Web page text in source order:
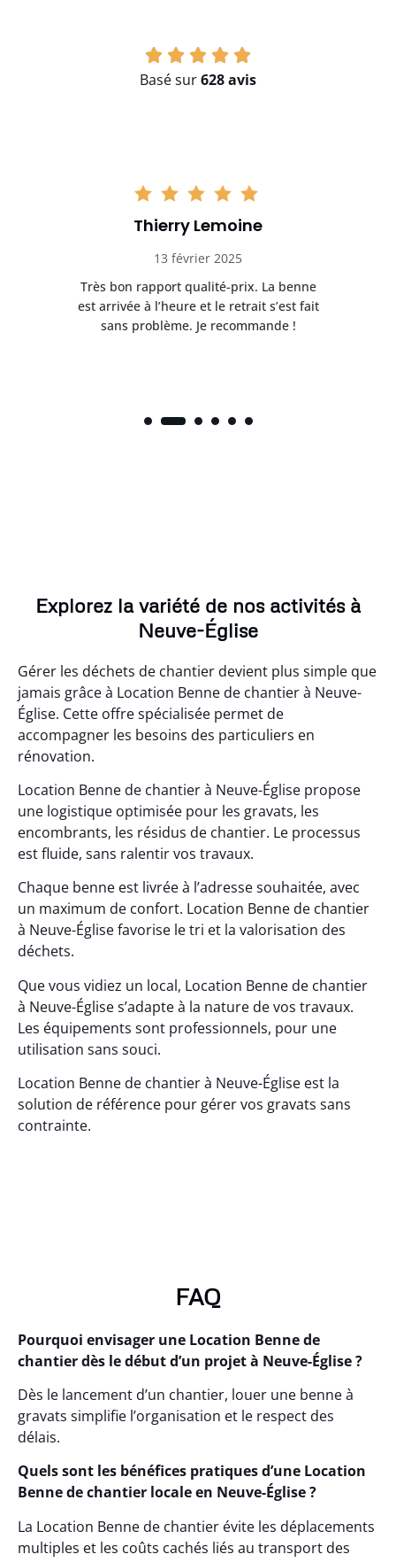
Basé sur628 avis
Thierry Lemoine
13 février 2025
Très bon rapport qualité-prix. La benne
est arrivée à l’heure et le retrait s’est fait
sans problème. Je recommande !
Explorez la variété de nos activités à
Neuve-Église
Gérer les déchets de chantier devient plus simple que
jamais grâce à Location Benne de chantier à Neuve-
Église. Cette offre spécialisée permet de
accompagner les besoins des particuliers en
rénovation.
Location Benne de chantier à Neuve-Église propose
une logistique optimisée pour les gravats, les
encombrants, les résidus de chantier. Le processus
est fluide, sans ralentir vos travaux.
Chaque benne est livrée à l’adresse souhaitée, avec
un maximum de confort. Location Benne de chantier
à Neuve-Église favorise le tri et la valorisation des
déchets.
Que vous vidiez un local, Location Benne de chantier
à Neuve-Église s’adapte à la nature de vos travaux.
Les équipements sont professionnels, pour une
utilisation sans souci.
Location Benne de chantier à Neuve-Église est la
solution de référence pour gérer vos gravats sans
contrainte.
FAQ
Pourquoi envisager une Location Benne de
chantier dès le début d’un projet à Neuve-Église ?
Dès le lancement d’un chantier, louer une benne à
gravats simplifie l’organisation et le respect des
délais.
Quels sont les bénéfices pratiques d’une Location
Benne de chantier locale en Neuve-Église ?
La Location Benne de chantier évite les déplacements
multiples et les coûts cachés liés au transport des